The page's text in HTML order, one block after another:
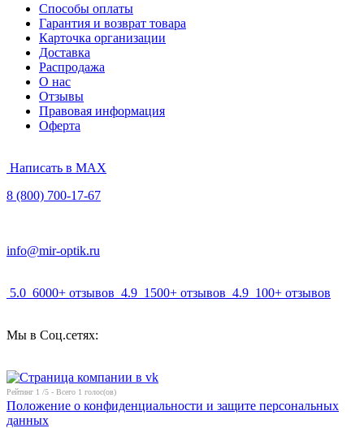
Способы оплаты
Гарантия и возврат товара
Карточка организации
Доставка
Распродажа
О нас
Отзывы
Правовая информация
Оферта
Написать в MAX
8 (800) 700-17-67
info@mir-optik.ru
5.0 6000+ отзывов 4.9 1500+ отзывов 4.9 100+ отзывов
Мы в Соц.сетях:
Рейтинг 1 /5 - Всего 1 голос(ов)
Положение о конфиденциальности и защите персональных
данных